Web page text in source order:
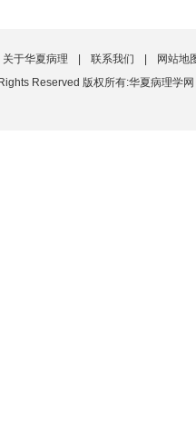
关于华夏病理 联系我们
网站地
Reserved 版权所有:华夏病理学